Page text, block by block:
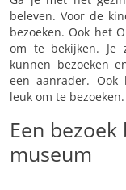
beleven. Voor de
bezoeken. Ook het
om te bekijken. Je
kunnen bezoeken
een aanrader. Ook
leuk om te bezoeken.
Een
museum